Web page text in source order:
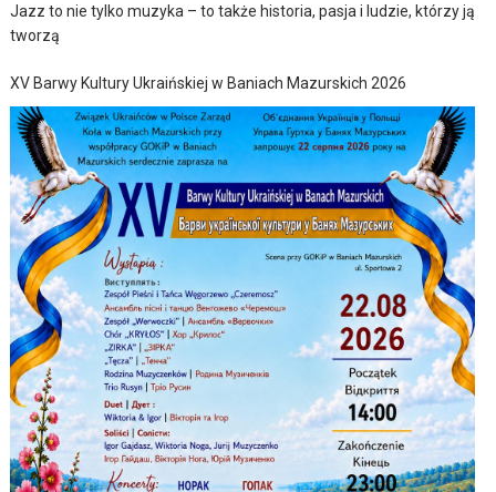
Jazz to nie tylko muzyka – to także historia, pasja i ludzie, którzy ją
tworzą
XV Barwy Kultury Ukraińskiej w Baniach Mazurskich 2026